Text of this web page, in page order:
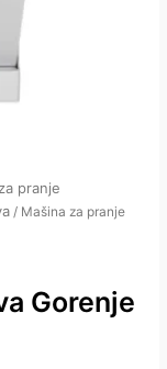
pranje
/ Mašina za pranje
Gorenje